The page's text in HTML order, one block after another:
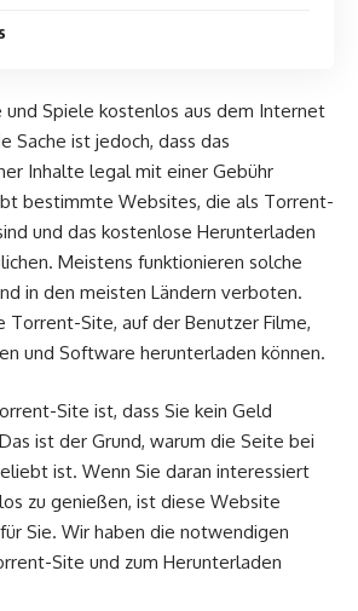
und Spiele kostenlos aus dem Internet
Sache ist jedoch, dass das
Inhalte legal mit einer Gebühr
bestimmte Websites, die als Torrent-
und das kostenlose Herunterladen
Meistens funktionieren solche
in den meisten Ländern verboten.
Torrent-Site, auf der Benutzer Filme,
und Software herunterladen können.
Site ist, dass Sie kein Geld
ist der Grund, warum die Seite bei
ist. Wenn Sie daran interessiert
zu genießen, ist diese Website
Sie. Wir haben die notwendigen
Site und zum Herunterladen